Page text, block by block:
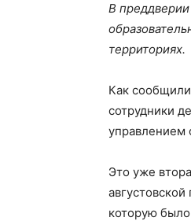
В преддверии
территориях.
Как
сотрудники
управлением
Это уже
которую